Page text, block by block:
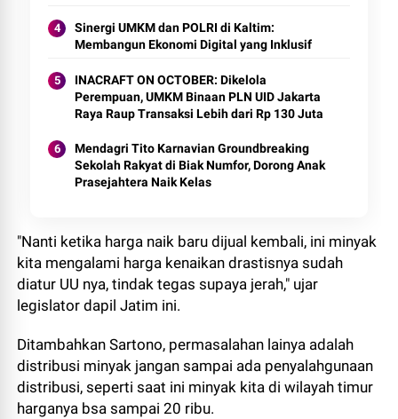
Sinergi UMKM dan POLRI di Kaltim:
Membangun Ekonomi Digital yang Inklusif
INACRAFT ON OCTOBER: Dikelola
Perempuan, UMKM Binaan PLN UID Jakarta
Raya Raup Transaksi Lebih dari Rp 130 Juta
Mendagri Tito Karnavian Groundbreaking
Sekolah Rakyat di Biak Numfor, Dorong Anak
Prasejahtera Naik Kelas
"Nanti ketika harga naik baru dijual kembali, ini minyak
kita mengalami harga kenaikan drastisnya sudah
diatur UU nya, tindak tegas supaya jerah," ujar
legislator dapil Jatim ini.
Ditambahkan Sartono, permasalahan lainya adalah
distribusi minyak jangan sampai ada penyalahgunaan
distribusi, seperti saat ini minyak kita di wilayah timur
harganya bsa sampai 20 ribu.